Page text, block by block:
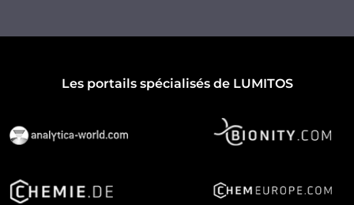
Les portails spécialisés de LUMITOS